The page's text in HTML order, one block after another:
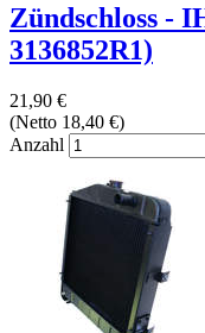
Zündschloss -
3136852R1)
21,90 €
(Netto 18,40 €)
Anzahl